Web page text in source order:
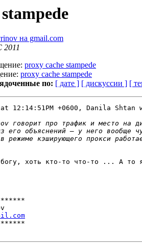
на gmail.com
2011
proxy cache stampede
proxy cache stampede
по: [ дате ] [ дискуссии ] [
12:14:51PM +0600, Danila Shtan
богу, хоть кто-то что-то ... А то